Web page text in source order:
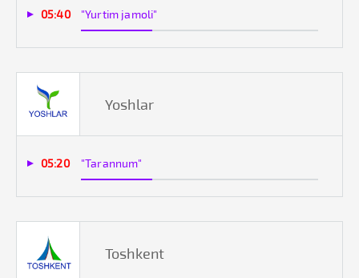
05:40 "Yurtim jamoli"
Yoshlar
05:20 "Tarannum"
Toshkent